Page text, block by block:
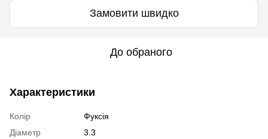
Замовити швидко
До обраного
Характеристики
Колір
Фуксія
Діаметр
3.3